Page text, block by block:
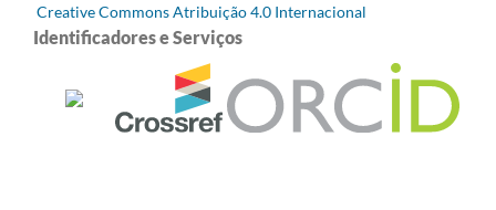
Creative Commons Atribuição 4.0 Internacional
Identificadores e Serviços